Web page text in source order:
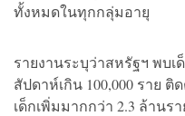
ทั้งหมดในทุกกลุ่มอายุ
รายงานระบุว่าสหรัฐฯ พบเ
สัปดาห์เกิน 100,000 ราย
เด็กเพิ่มมากกว่า 2.3 ล้าน